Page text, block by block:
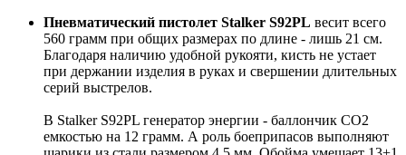
Пневматический пистолет Stalker S92PL весит всего
560 грамм при общих размерах по длине - лишь 21 см.
Благодаря наличию удобной рукояти, кисть не устает
при держании изделия в руках и свершении длительных
серий выстрелов.
В Stalker S92PL генератор энергии - баллончик СО2
емкостью на 12 грамм. А роль боеприпасов выполняют